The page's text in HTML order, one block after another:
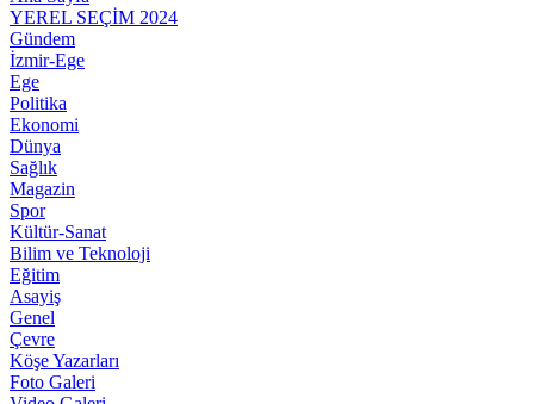
YEREL SEÇİM 2024
Gündem
İzmir-Ege
Ege
Politika
Ekonomi
Dünya
Sağlık
Magazin
Spor
Kültür-Sanat
Bilim ve Teknoloji
Eğitim
Asayiş
Genel
Çevre
Köşe Yazarları
Foto Galeri